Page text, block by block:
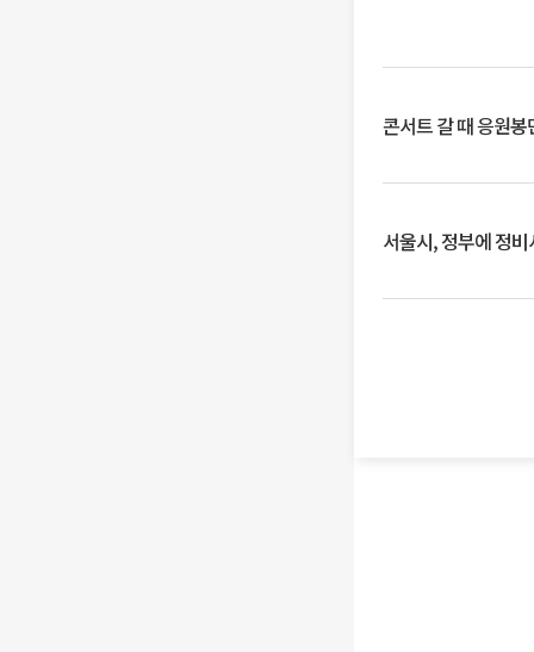
콘서트 갈 때 응원
서울시, 정부에 정